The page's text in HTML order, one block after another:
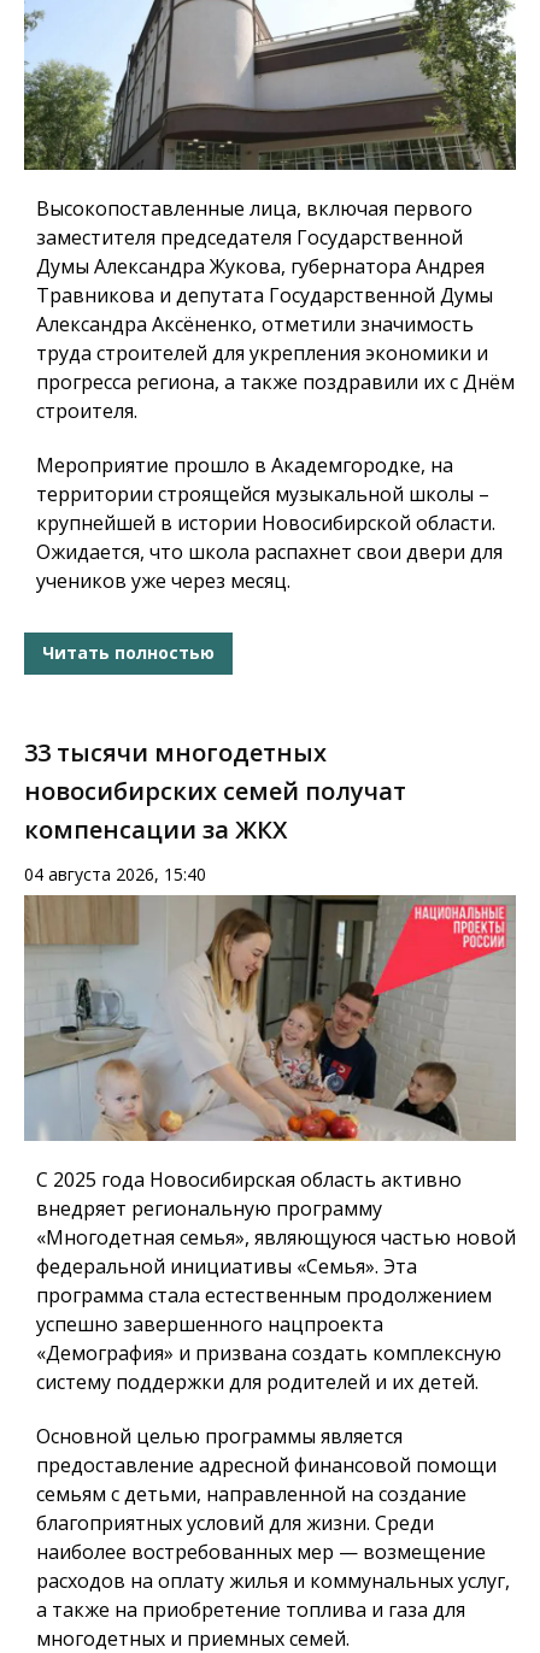
Высокопоставленные лица, включая первого
заместителя председателя Государственной
Думы Александра Жукова, губернатора Андрея
Травникова и депутата Государственной Думы
Александра Аксёненко, отметили значимость
труда строителей для укрепления экономики и
прогресса региона, а также поздравили их с Днём
строителя.
Мероприятие прошло в Академгородке, на
территории строящейся музыкальной школы –
крупнейшей в истории Новосибирской области.
Ожидается, что школа распахнет свои двери для
учеников уже через месяц.
Читать полностью
33 тысячи многодетных
новосибирских семей получат
компенсации за ЖКХ
04 августа 2026, 15:40
С 2025 года Новосибирская область активно
внедряет региональную программу
«Многодетная семья», являющуюся частью новой
федеральной инициативы «Семья». Эта
программа стала естественным продолжением
успешно завершенного нацпроекта
«Демография» и призвана создать комплексную
систему поддержки для родителей и их детей.
Основной целью программы является
предоставление адресной финансовой помощи
семьям с детьми, направленной на создание
благоприятных условий для жизни. Среди
наиболее востребованных мер — возмещение
расходов на оплату жилья и коммунальных услуг,
а также на приобретение топлива и газа для
многодетных и приемных семей.